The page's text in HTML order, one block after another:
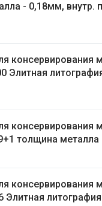
- 0,18мм, внутр.
консервирования
Элитная
консервирования
толщина металла
консервирования
Элитная